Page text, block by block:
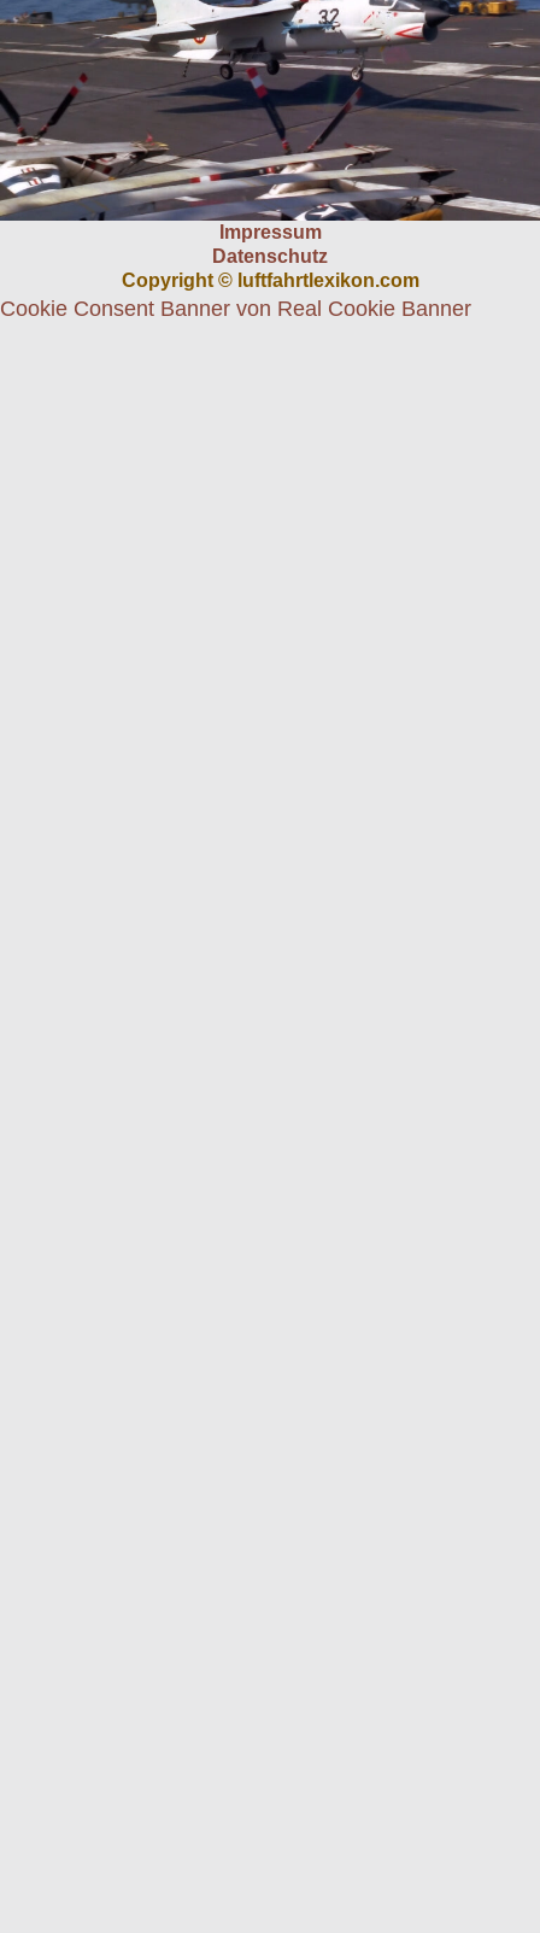
Impressum
Datenschutz
Copyright © luftfahrtlexikon.com
Cookie Consent Banner von Real Cookie Banner